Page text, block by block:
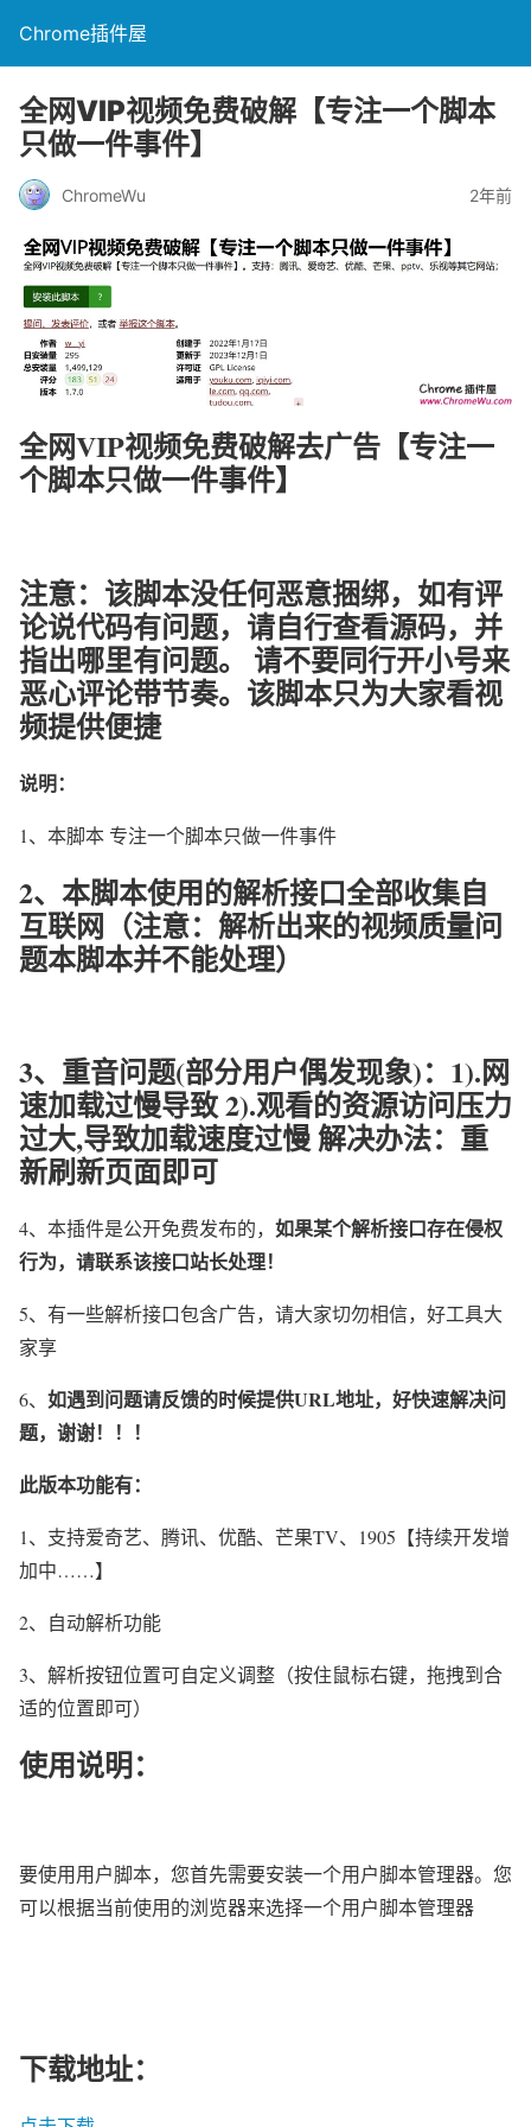
Chrome插件屋
全网VIP视频免费破解【专注一个脚本
只做一件事件】
ChromeWu 2年前
全网VIP视频免费破解去广告【专注一
个脚本只做一件事件】
注意：该脚本没任何恶意捆绑，如有评
论说代码有问题，请自行查看源码，并
指出哪里有问题。 请不要同行开小号来
恶心评论带节奏。该脚本只为大家看视
频提供便捷
说明：
1、本脚本 专注一个脚本只做一件事件
2、本脚本使用的解析接口全部收集自
互联网（注意：解析出来的视频质量问
题本脚本并不能处理）
3、重音问题(部分用户偶发现象)：1).网
速加载过慢导致 2).观看的资源访问压力
过大,导致加载速度过慢 解决办法：重
新刷新页面即可
4、本插件是公开免费发布的， 如果某个解析接口存在侵权
行为，请联系该接口站长处理！
5、有一些解析接口包含广告，请大家切勿相信，好工具大
家享
6、 如遇到问题请反馈的时候提供URL地址，好快速解决问
题，谢谢！！！
此版本功能有：
1、支持爱奇艺、腾讯、优酷、芒果TV、1905【持续开发增
加中……】
2、自动解析功能
3、解析按钮位置可自定义调整（按住鼠标右键，拖拽到合
适的位置即可）
使用说明：
要使用用户脚本，您首先需要安装一个用户脚本管理器。您
可以根据当前使用的浏览器来选择一个用户脚本管理器
下载地址：